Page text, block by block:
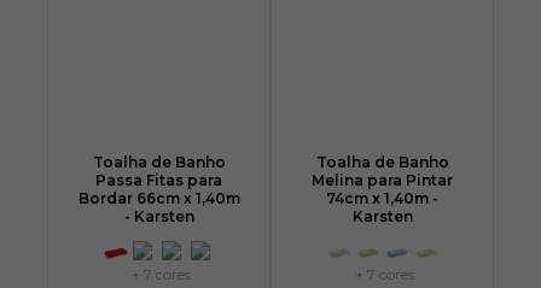
Toalha de Banho
Passa Fitas para
Bordar 66cm x 1,40m
- Karsten
+ 7 cores
Toalha de Banho
Melina para Pintar
74cm x 1,40m -
Karsten
+ 7 cores